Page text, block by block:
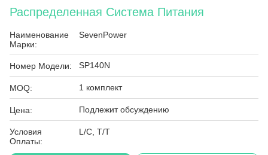
Распределенная Система Питания
Наименование
Марки:
SevenPower
Номер Модели: SP140N
MOQ: 1 комплект
Цена: Подлежит обсуждению
Условия
Оплаты:
L/C, T/T